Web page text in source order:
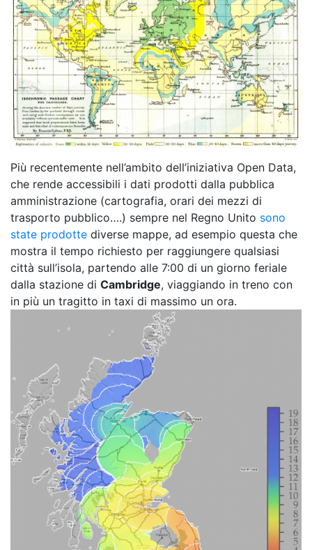
Più recentemente nell’ambito dell’iniziativa Open Data,
che rende accessibili i dati prodotti dalla pubblica
amministrazione (cartografia, orari dei mezzi di
trasporto pubblico….) sempre nel Regno Unito sono
state prodotte diverse mappe, ad esempio questa che
mostra il tempo richiesto per raggiungere qualsiasi
città sull’isola, partendo alle 7:00 di un giorno feriale
dalla stazione di Cambridge, viaggiando in treno con
in più un tragitto in taxi di massimo un ora.